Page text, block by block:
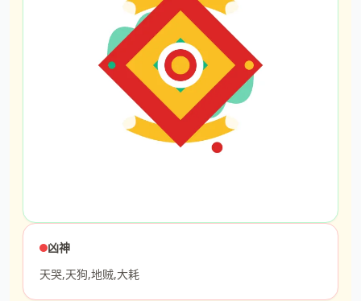
凶神
天哭,天狗,地贼,大耗